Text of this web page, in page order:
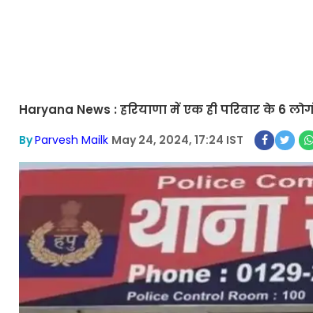
Haryana News : हरियाणा में एक ही परिवार के 6
ByParvesh Mailk May 24, 2024, 17:24 IST